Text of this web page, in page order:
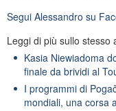
Segui Alessandro su
Leggi di più sullo stesso
Kasia Niewiadoma
finale da brividi al
I programmi di
mondiali, una corsa